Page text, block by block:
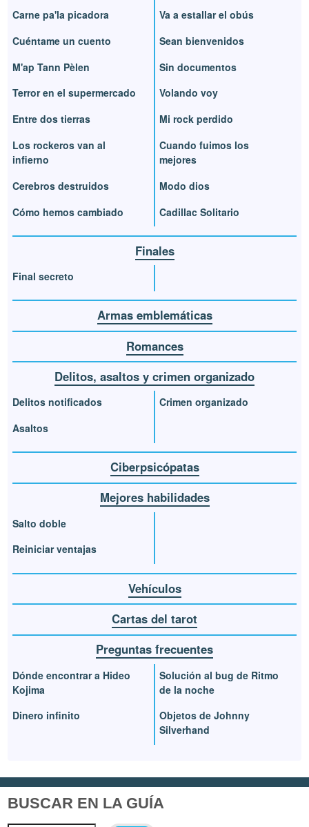
Carne pa'la picadora
Cuéntame un cuento
M'ap Tann Pèlen
Terror en el supermercado
Entre dos tierras
Los rockeros van al
infierno
Cerebros destruidos
Cómo hemos cambiado
Va a estallar el obús
Sean bienvenidos
Sin documentos
Volando voy
Mi rock perdido
Cuando fuimos los
mejores
Modo dios
Cadillac Solitario
Finales
Final secreto
Armas emblemáticas
Romances
Delitos, asaltos y crimen organizado
Delitos notificados
Asaltos
Crimen organizado
Ciberpsicópatas
Mejores habilidades
Salto doble
Reiniciar ventajas
Vehículos
Cartas del tarot
Preguntas frecuentes
Dónde encontrar a Hideo
Kojima
Dinero infinito
Solución al bug de Ritmo
de la noche
Objetos de Johnny
Silverhand
BUSCAR EN LA GUÍA